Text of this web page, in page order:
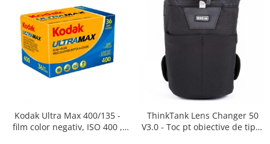
Suporti pentru fundaluri
Blende
Umbrele
Corturi si mese pt. fotografia de
Huse si genti pentru studio
Kodak Ultra Max 400/135 -
film color negativ, ISO 400 ,
ThinkTank Lens Changer 50
V3.0 - Toc pt obiective de tipul